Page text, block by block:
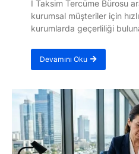
İ Taksim Tercüme Bürosu
kurumsal müşteriler için
kurumlarda geçerliliği
Devamını Oku